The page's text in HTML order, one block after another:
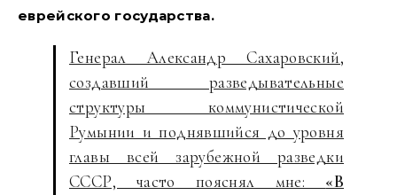
еврейского государства.
Генерал Александр Сахаровский,
создавший разведывательные
структуры коммунистической
Румынии и поднявшийся до уровня
главы всей зарубежной разведки
СССР, часто пояснял мне: «В